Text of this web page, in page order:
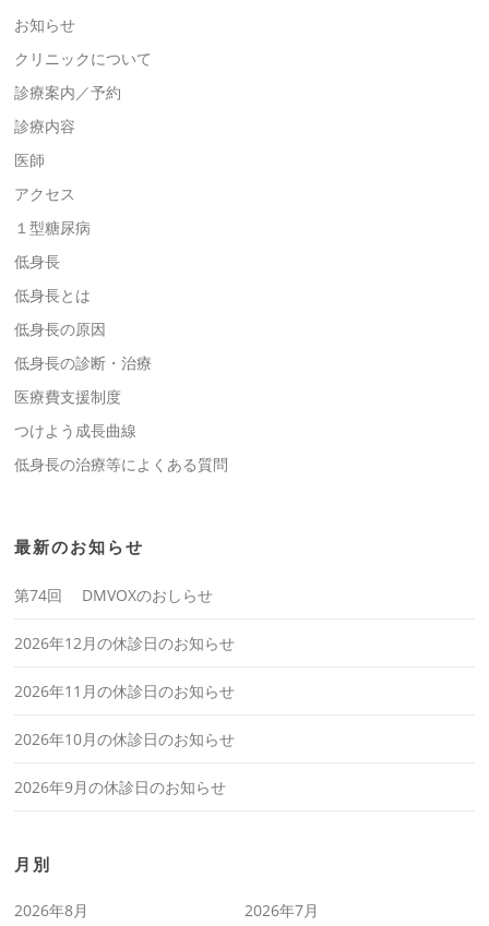
お知らせ
クリニックについて
診療案内／予約
診療内容
医師
アクセス
１型糖尿病
低身長
低身長とは
低身長の原因
低身長の診断・治療
医療費支援制度
つけよう成長曲線
低身長の治療等によくある質問
最新のお知らせ
第74回 DMVOXのおしらせ
2026年12月の休診日のお知らせ
2026年11月の休診日のお知らせ
2026年10月の休診日のお知らせ
2026年9月の休診日のお知らせ
月別
2026年8月 2026年7月